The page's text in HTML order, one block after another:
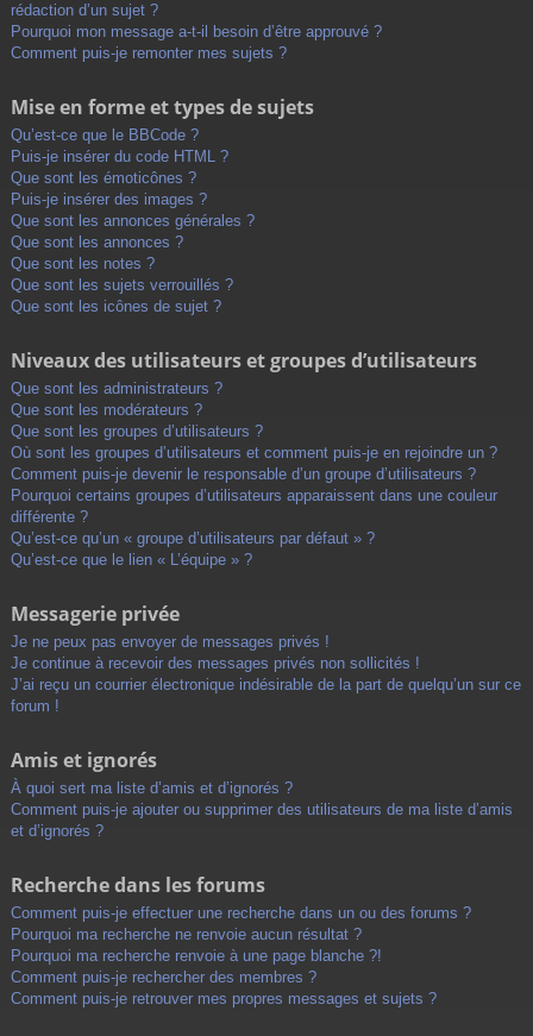
rédaction d’un sujet ?
Pourquoi mon message a-t-il besoin d’être approuvé ?
Comment puis-je remonter mes sujets ?
Mise en forme et types de sujets
Qu’est-ce que le BBCode ?
Puis-je insérer du code HTML ?
Que sont les émoticônes ?
Puis-je insérer des images ?
Que sont les annonces générales ?
Que sont les annonces ?
Que sont les notes ?
Que sont les sujets verrouillés ?
Que sont les icônes de sujet ?
Niveaux des utilisateurs et groupes d’utilisateurs
Que sont les administrateurs ?
Que sont les modérateurs ?
Que sont les groupes d’utilisateurs ?
Où sont les groupes d’utilisateurs et comment puis-je en rejoindre un ?
Comment puis-je devenir le responsable d’un groupe d’utilisateurs ?
Pourquoi certains groupes d’utilisateurs apparaissent dans une couleur
différente ?
Qu’est-ce qu’un « groupe d’utilisateurs par défaut » ?
Qu’est-ce que le lien « L’équipe » ?
Messagerie privée
Je ne peux pas envoyer de messages privés !
Je continue à recevoir des messages privés non sollicités !
J’ai reçu un courrier électronique indésirable de la part de quelqu’un sur ce
forum !
Amis et ignorés
À quoi sert ma liste d’amis et d’ignorés ?
Comment puis-je ajouter ou supprimer des utilisateurs de ma liste d’amis
et d’ignorés ?
Recherche dans les forums
Comment puis-je effectuer une recherche dans un ou des forums ?
Pourquoi ma recherche ne renvoie aucun résultat ?
Pourquoi ma recherche renvoie à une page blanche ?!
Comment puis-je rechercher des membres ?
Comment puis-je retrouver mes propres messages et sujets ?